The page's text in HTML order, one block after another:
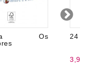
Os
24